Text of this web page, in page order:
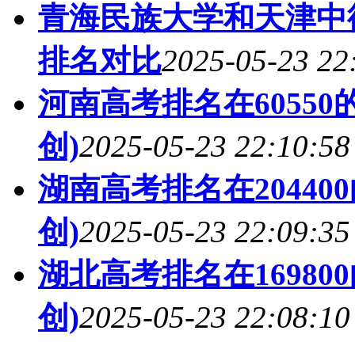
青海民族大学和天津
排名对比2025-05-23
河南高考排名在60550
创)2025-05-23 22:10:58
湖南高考排名在
创)2025-05-23 22:09:35
湖北高考排名在
创)2025-05-23 22:08:10